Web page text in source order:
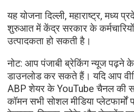
यह योजना दिल्ली, महाराष्ट्र, मध्य
शुरुआत में केंद्र सरकार के
उत्पादकता हो सकती है।
नोट: आप पंजाबी ब्रेकिंग न्यूज पढ़ने के
डाउनलोड कर सकते हैं। यदि आप
ABP शेयर के YouTube चैनल की
कॉमन सभी सोशल मीडिया